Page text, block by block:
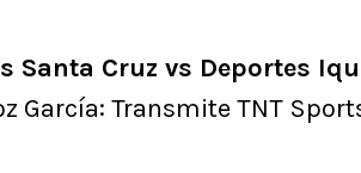
Santa Cruz vs Deportes
García: Transmite TNT